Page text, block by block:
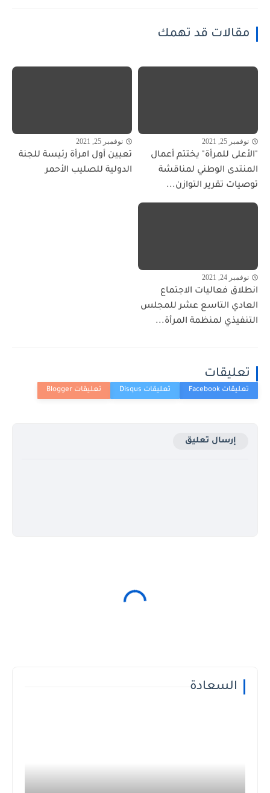
مقالات قد تهمك
نوفمبر 25, 2021
"الأعلى للمرأة" يختتم أعمال
المنتدى الوطني لمناقشة
توصيات تقرير التوازن...
نوفمبر 25, 2021
تعيين أول امرأة رئيسة للجنة
الدولية للصليب الأحمر
نوفمبر 24, 2021
انطلاق فعاليات الاجتماع
العادي التاسع عشر للمجلس
التنفيذي لمنظمة المرأة...
تعليقات
إرسال تعليق
السعادة